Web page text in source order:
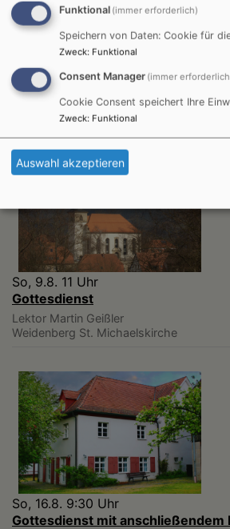
Unser Dekanat
Die nächsten Veranstaltungen
So, 9.8. 11 Uhr
Gottesdienst
Lektor Martin Geißler
Weidenberg St. Michaelskirche
So, 16.8. 9:30 Uhr
Gottesdienst mit anschließendem
Funktional (immer erforderlich)
Speichern von Daten: Cookie für
Zweck: Funktional
Consent Manager (immer
Cookie Consent speichert Ihre
Zweck: Funktional
Auswahl akzeptieren